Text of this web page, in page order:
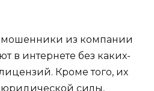
мошенники из компании
в интернете без каких-
Кроме того, их
силы,